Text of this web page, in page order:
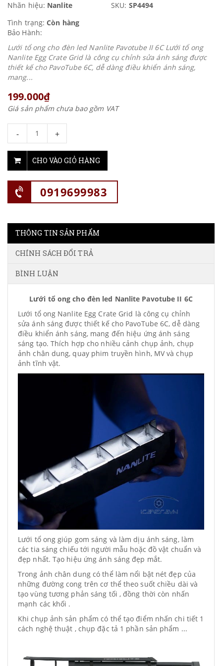
Nhãn hiệu: Nanlite SKU: SP4494
Tình trạng: Còn hàng
Bảo Hành:
Lưới tổ ong cho đèn led Nanlite Pavotube II 6C Lưới tổ ong
Nanlite Egg Crate Grid là công cụ chỉnh sửa ánh sáng được
thiết kế cho PavoTube 6C, dễ dàng điều khiển ánh sáng,
mang...
199.000₫
Giá sản phẩm chưa bao gồm VAT
- +
CHO VÀO GIỎ HÀNG
0919699983
THÔNG TIN SẢN PHẨM
CHÍNH SÁCH ĐỔI TRẢ
BÌNH LUẬN
Lưới tổ ong cho đèn led Nanlite Pavotube II 6C
Lưới tổ ong Nanlite Egg Crate Grid là công cụ chỉnh
sửa ánh sáng được thiết kế cho PavoTube 6C, dễ dàng
điều khiển ánh sáng, mang đến hiệu ứng ánh sáng
sáng tạo. Thích hợp cho nhiều cảnh chụp ảnh, chụp
ảnh chân dung, quay phim truyền hình, MV và chụp
ảnh tĩnh vật.
Lưới tổ ong giúp gom sáng và làm dịu ánh sáng, làm
các tia sáng chiếu tới người mẫu hoặc đồ vật chuẩn và
đẹp nhất. Tạo hiệu ứng ánh sáng đẹp mắt.
Trong ảnh chân dung có thể làm nổi bật nét đẹp của
những đường cong trên cơ thể theo suốt chiều dài và
tạo vùng tương phản sáng tối , đồng thời còn nhấn
mạnh các khối .
Khi chụp ảnh sản phẩm có thể tạo điểm nhấn chi tiết 1
cách nghệ thuật , chụp đặc tả 1 phần sản phẩm ...